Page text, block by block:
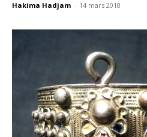
Hakima Hadjam - 14 mars 2018